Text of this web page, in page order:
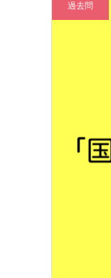
過去問